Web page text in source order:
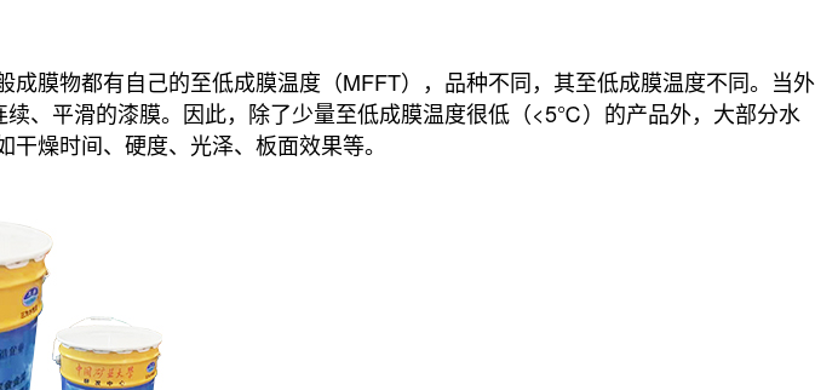
膜物都有自己的至低成膜温度（MFFT），品种不同，其至低成膜温度不同。当外
、平滑的漆膜。因此，除了少量至低成膜温度很低（<5℃）的产品外，大部分水
燥时间、硬度、光泽、板面效果等。